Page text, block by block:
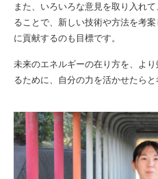
また、いろいろな意見を取り入れ
ることで、新しい技術や方法を考
に貢献するのも目標です。
未来のエネルギーの在り方を、よ
るために、自分の力を活かせたらと